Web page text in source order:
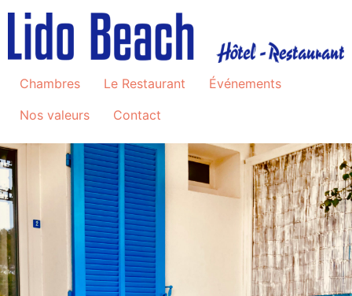
Chambres Le Restaurant
Événements
Nos valeurs
Contact